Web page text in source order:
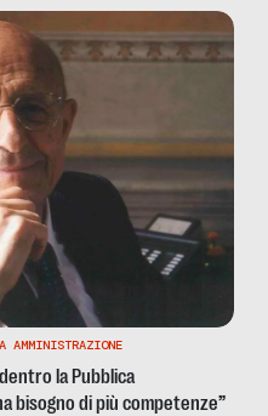
AMMINISTRAZIONE
la Pubblica
bisogno di più competenze”